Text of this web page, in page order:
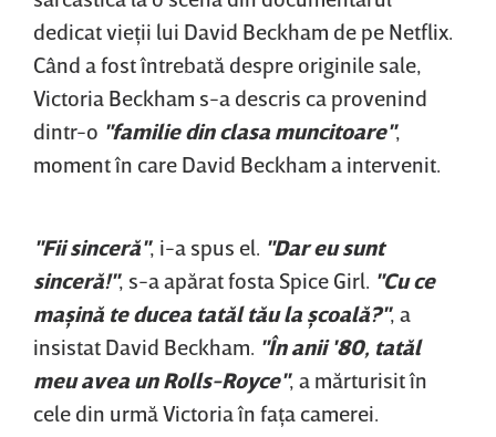
dedicat vieţii lui David Beckham de pe Netflix.
Când a fost întrebată despre originile sale,
Victoria Beckham s-a descris ca provenind
dintr-o "familie din clasa muncitoare",
moment în care David Beckham a intervenit.
"Fii sinceră", i-a spus el. "Dar eu sunt
sinceră!", s-a apărat fosta Spice Girl. "Cu ce
maşină te ducea tatăl tău la şcoală?", a
insistat David Beckham. "În anii '80, tatăl
meu avea un Rolls-Royce", a mărturisit în
cele din urmă Victoria în faţa camerei.